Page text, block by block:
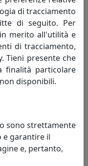
€ 147,87 €
OTTAVIANI,
di tracciamento
di seguito. Per
merito all'utilità e
di tracciamento,
Tieni presente che
finalità particolare
disponibili.
sono strettamente
e garantire il
e, pertanto,